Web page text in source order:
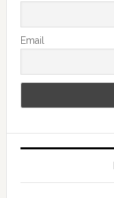
Email